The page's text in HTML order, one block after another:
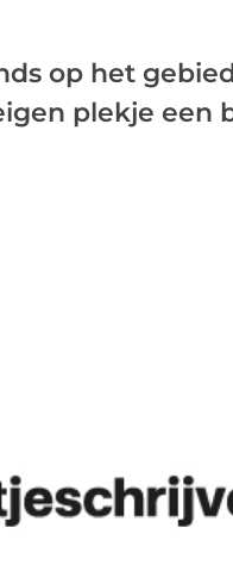
op het
plekje een